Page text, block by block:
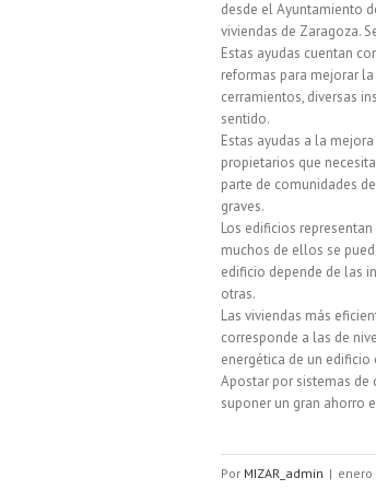
desde el Ayuntamiento
viviendas de Zaragoza.
Estas ayudas cuentan
reformas para mejorar
cerramientos, diversas
sentido.
Estas ayudas a la
propietarios que
parte de comunidades
graves.
Los edificios
muchos de ellos se
edificio depende de las
otras.
Las viviendas más
corresponde a las de
energética de un
Apostar por sistemas
suponer un gran ahorro
Por MIZAR_admin | enero